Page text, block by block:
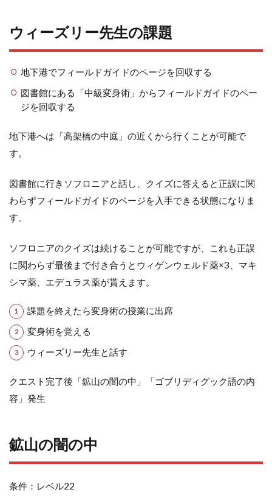
ウィーズリー先生の課題
地下港でフィールドガイドのページを回収する
図書館にある「中級変身術」からフィールドガイドのペー
ジを回収する
地下港へは「高架橋の中庭」の近くから行くことが可能で
す。
図書館に行きソフロニアと話し、クイズに答えると正誤に関
わらずフィールドガイドのページを入手できる状態になりま
す。
ソフロニアのクイズは続けることが可能ですが、これも正誤
に関わらず最後まで付き合うとウィゲンウェルド薬×3、マキ
シマ薬、エデュラス薬が貰えます。
課題を終えたら変身術の授業に出席
変身術を覚える
ウィーズリー先生と話す
クエスト完了後「鉱山の闇の中」「ゴブリディグック語の内
容」発生
鉱山の闇の中
条件：レベル22